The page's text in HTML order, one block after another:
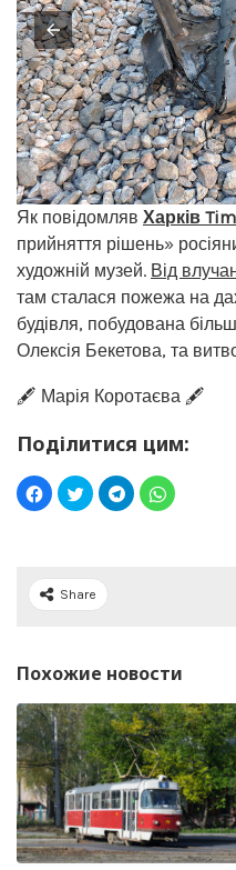
Як повідомляв Харків
прийняття рішень»
художній музей. Від
там сталася пожежа на
будівля, побудована
Олексія Бекетова, та
🖋️ Марія Коротаєва 🖋️
Поділитися цим:
Share
Похожие новости